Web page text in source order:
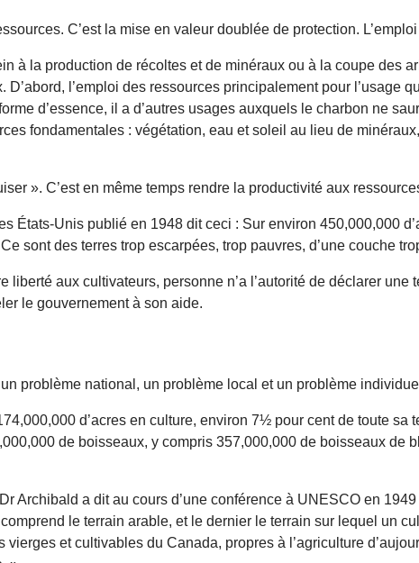
C’est la mise en valeur doublée de protection.
à la production de récoltes et de minéraux ou à la coupe des
l’emploi des ressources principalement pour l’usage
d’essence, il a d’autres usages auxquels le charbon ne
fondamentales : végétation, eau et soleil au lieu de
». C’est en même temps rendre la productivité aux
États-Unis publié en 1948 dit ceci : Sur environ 450,000,000
sont des terres trop escarpées, trop pauvres, d’une couche
aux cultivateurs, personne n’a l’autorité de déclarer
le gouvernement à son aide.
problème national, un problème local et un problème
d’acres en culture, environ 7½ pour cent de toute
de boisseaux, y compris 357,000,000 de boisseaux de
Archibald a dit au cours d’une conférence à UNESCO en
le terrain arable, et le dernier le terrain sur lequel un
et cultivables du Canada, propres à l’agriculture